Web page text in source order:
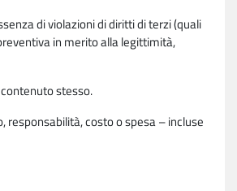
di violazioni di diritti di terzi (quali
in merito alla legittimità,
stesso.
costo o spesa – incluse